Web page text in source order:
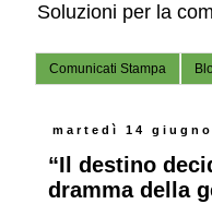
Soluzioni per la
Comunicati Stampa
martedì 14 giugno
“Il destino
dramma della